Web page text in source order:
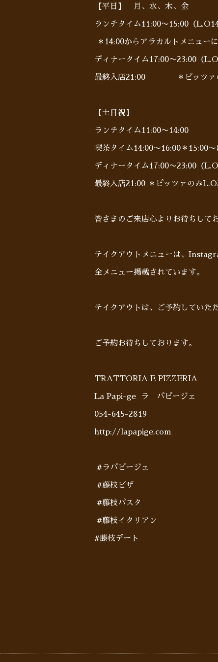
【平日】 月、水、木、金
ランチタイム11:00〜15:00（
＊14:00からアラカルトメニュー
ディナータイム17:00〜23:00（L.O
最終入店21:00 ＊ピッツァ
【土日祝】
ランチタイム11:00〜14:00
喫茶タイム14:00〜16:00＊15:00
ディナータイム17:00〜23:00（
最終入店21:00 ＊ピッツァのみ
皆さまのご来店心よりお待ちして
テイクアウトメニューは、
全メニュー掲載されています。
テイクアウトは、ご予約していた
ご予約お待ちしております。
TRATTORIA E PIZZERIA
La Papi-ge ラ パピージェ
054-645-2819
http://lapapige.com
#ラパピージェ
#藤枝ピザ
#藤枝パスタ
#藤枝イタリアン
#藤枝デート